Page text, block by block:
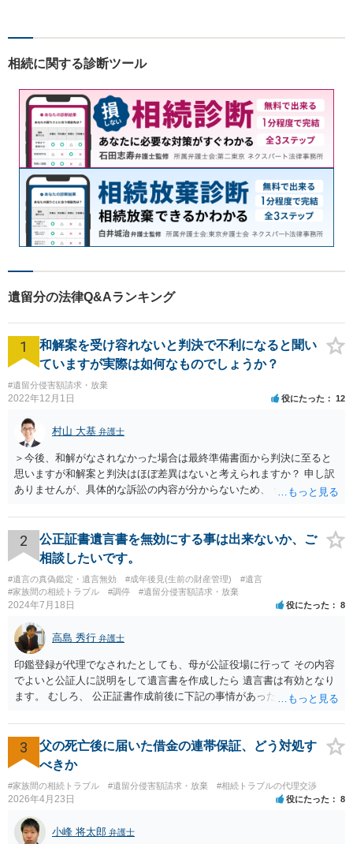
相続に関する診断ツール
遺留分の法律Q&Aランキング
1
和解案を受け容れないと判決で不利になると聞い
ていますが実際は如何なものでしょうか？
#遺留分侵害額請求・放棄
2022年12月1日 役にたった 12
村山 大基 弁護士
＞今後、和解がなされなかった場合は最終準備書面から判決に至ると
思いますが和解案と判決はほぼ差異はないと考えられますか？ 申し訳
ありませんが、具体的な訴訟の内容が分からないため、 何とも回答が
わかっている代理人弁護士に聞くか、 訴訟資料を持って面談相談に行
ってみましょう。 その上で、一般論として回答するなら、和解案と判
決は（ケースによって程度の差はあっても）食い違うことが多いで
す。 金額は適当ですが、例えば判決で１００万円支払え、という結論
になりそうな場合、 そのまま１００万円を和解案として提示しても、
判決と変わらないなら払う側としてはあまり和解に応じようという気
のまま判決で１００万円支払いとなるより、７０万円でまとめた方が
マシ」ということで、 合意の可能性が出てきます。 応じるかどうか
は、判決になったらどうなりそうか、という点についての検討が不可
欠ですので、 初めに述べた通り、代理人と相談するか、資料を持って
面談相談に行ってみることをお勧めします。
2
公正証書遺言書を無効にする事は出来ないか、ご
相談したいです。
#遺言の真偽鑑定・遺言無効 #成年後見(生前の財産管理)
#遺言
#家族間の相続トラブル
#調停 #遺留分侵害額請求・放棄
2024年7月18日 役にたった 8
高島 秀行 弁護士
印鑑登録が代理でなされたとしても、母が公証役場に行って その内容
でよいと公証人に説明をして遺言書を作成したら 遺言書は有効となり
ます。 むしろ、 公正証書作成前後に下記の事情があったことが証明で
月に携帯が新しくなった母からの第一声は「ここにいたら殺される」
「面会に来てくれ」で、長男に聞くと「面会は出来ない。俺は携帯電
話の使い方を教える為に会っている」「母の話は聞かなくて良い」と
電話が切れました。その後の電話でも「食事に毒が入っている」「体
にチップが埋められている」等、おかしかったです。 当時の診療記
録、介護認定の資料、介護記録を取得して 弁護士に面談で相談された
方がよいと思います。
3
父の死亡後に届いた借金の連帯保証、どう対処す
べきか
#家族間の相続トラブル #遺留分侵害額請求・放棄 #相続トラブルの代理交渉
2026年4月23日 役にたった 8
小峰 将太郎 弁護士